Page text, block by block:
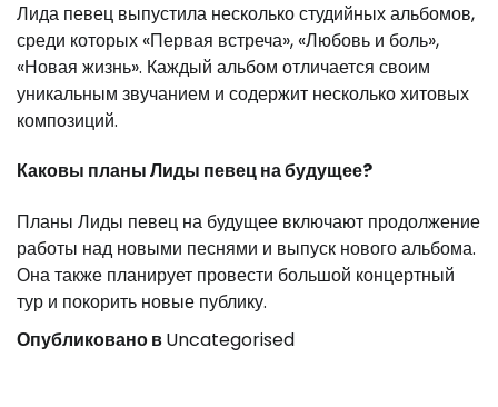
Лида певец выпустила несколько студийных альбомов,
среди которых «Первая встреча», «Любовь и боль»,
«Новая жизнь». Каждый альбом отличается своим
уникальным звучанием и содержит несколько хитовых
композиций.
Каковы планы Лиды певец на будущее?
Планы Лиды певец на будущее включают продолжение
работы над новыми песнями и выпуск нового альбома.
Она также планирует провести большой концертный
тур и покорить новые публику.
Опубликовано вUncategorised